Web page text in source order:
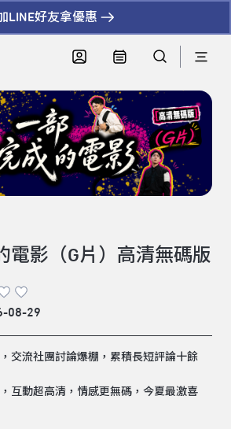
LINE好友拿優惠
電影（G片）高清無碼版
08-29
交流社團討論爆棚，累積長短評論十餘
互動超高清，情感更無碼，今夏最激喜